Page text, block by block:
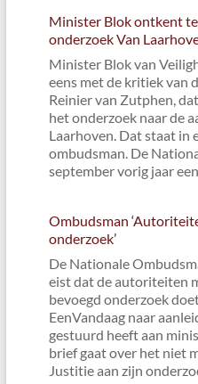
Minister Blok ontkent
onderzoek Van
Minister Blok van
eens met de kritiek van
Reinier van Zutphen,
het onderzoek naar de
Laarhoven. Dat staat in
ombudsman. De
september vorig jaar
Ombudsman
onderzoek’
De Nationale
eist dat de autoriteiten
bevoegd onderzoek
EenVandaag naar
gestuurd heeft aan
brief gaat over het niet
Justitie aan zijn